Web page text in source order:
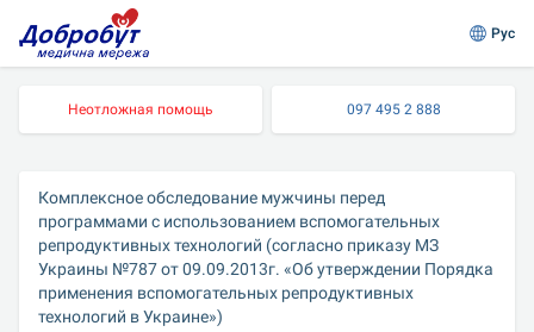
Рус
Неотложная помощь 097 495 2 888
Комплексное обследование мужчины перед
программами с использованием вспомогательных
репродуктивных технологий (согласно приказу МЗ
Украины №787 от 09.09.2013г. «Об утверждении Порядка
применения вспомогательных репродуктивных
технологий в Украине»)